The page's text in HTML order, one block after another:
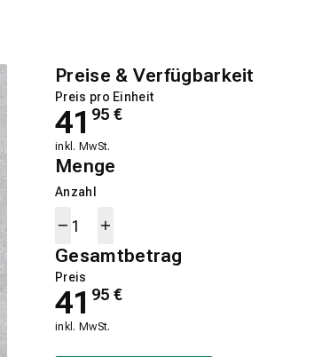
Preise & Verfügbarkeit
Preis pro Einheit
41 95 €
inkl. MwSt.
Menge
Anzahl
Gesamtbetrag
Preis
41 95 €
inkl. MwSt.